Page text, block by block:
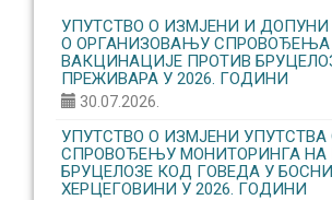
УПУТСТВО О ИЗМЈЕНИ И ДОПУНИ
О ОРГАНИЗОВАЊУ CПРОВОЂЕЊА
ВАКЦИНАЦИЈЕ ПРОТИВ
ПРЕЖИВАРА У 2026. ГОДИНИ
30.07.2026.
УПУТСТВО О ИЗМЈЕНИ УПУТСТВА
СПРОВОЂЕЊУ МОНИТОРИНГА НА
БРУЦЕЛОЗЕ КОД ГОВЕДА У
ХЕРЦЕГОВИНИ У 2026. ГОДИНИ